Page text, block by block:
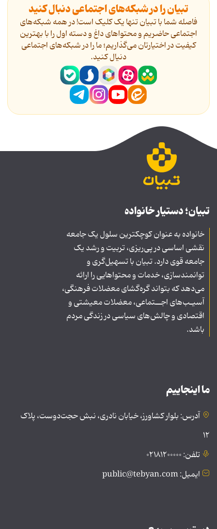
تبیان را در شبکه‌های اجتماعی دنبال کنید
فاصله شما با تبیان تنها یک کلیک است! در همه شبکه‌های
اجتماعی حاضریم و محتواهای داغ و دسته اول را با بهترین
کیفیت در اختیارتان می‌گذاریم؛ ما را در شبکه‌های اجتماعی
دنیال کنید.
تبیان؛ دستیار خانواده
خانواده به عنوان کوچکترین سلول یک جامعه
نقشی اساسی در پی‌ریزی، تربیت و رشد یک
جامعه قوی دارد. تبیان با تسهیل‌گری و
توانمندسازی، خدمات و محتواهایی را ارائه
می‌دهد که بتواند گره‌گشای معضلات فرهنگی،
آسیـب‌های اجــتماعی، معضلات معیشتی و
اقتصادی و چالش‌های سیاسی در زندگی مردم
باشد.
ما اینجاییم
آدرس: بلوار کشاورز، خیابان نادری، نبش حجت‌دوست، پلاک
۱۲
تلفن: ۰۲۱۸۱۲۰۰۰۰۰
ایمیل: public@tebyan.com